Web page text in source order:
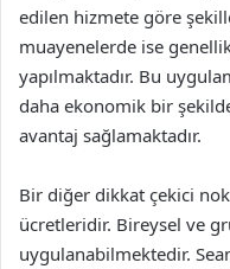
edilen hizmete göre
muayenelerde ise
yapılmaktadır. Bu
daha ekonomik bir
avantaj sağlamaktadır.
Bir diğer dikkat çekici
ücretleridir. Bireysel ve
uygulanabilmektedir.